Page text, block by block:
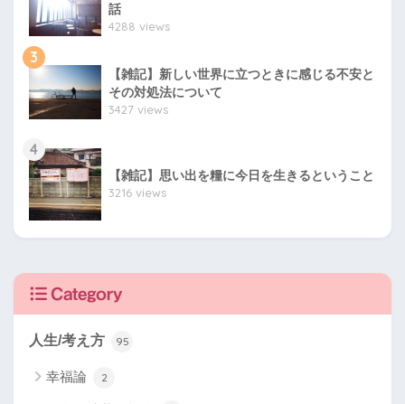
話
4288 views
3
【雑記】新しい世界に立つときに感じる不安と
その対処法について
3427 views
4
【雑記】思い出を糧に今日を生きるということ
3216 views
Category
人生/考え方 95
幸福論 2